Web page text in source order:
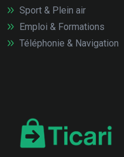
Sport & Plein air
Emploi & Formations
Téléphonie & Navigation